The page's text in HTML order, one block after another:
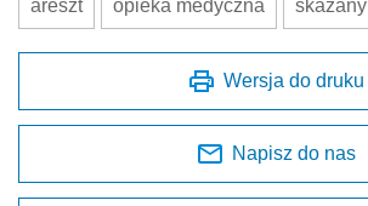
areszt opieka medyczna skazany
Wersja do druku
Napisz do nas